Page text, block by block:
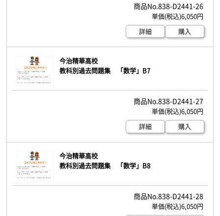
838-D2441-26
6,050円
詳細
購入
今治精華高校
教科別過去問題集 「数学」B7
838-D2441-27
6,050円
詳細
購入
今治精華高校
教科別過去問題集 「数学」B8
838-D2441-28
6,050円